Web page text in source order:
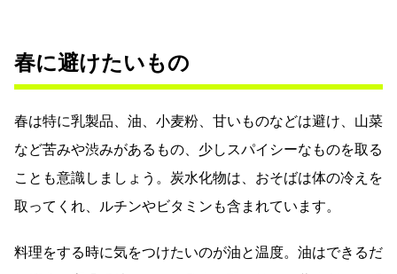
春に避けたいもの
春は特に乳製品、油、小麦粉、甘いものなどは避け、山菜
など苦みや渋みがあるもの、少しスパイシーなものを取る
ことも意識しましょう。炭水化物は、おそばは体の冷えを
取ってくれ、ルチンやビタミンも含まれています。
料理をする時に気をつけたいのが油と温度。油はできるだ